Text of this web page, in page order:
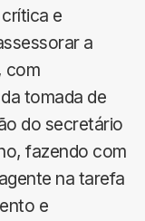
e
a
com
tomada de
do secretário
fazendo com
na tarefa
e